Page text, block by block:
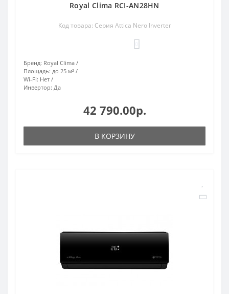
Royal Clima RCI-AN28HN
Код товара: Серия Attica Nero Inverter
Бренд: Royal Clima
Площадь: до 25 м²
Wi-Fi: Нет
Инвертор: Да
42 790.00р.
В КОРЗИНУ